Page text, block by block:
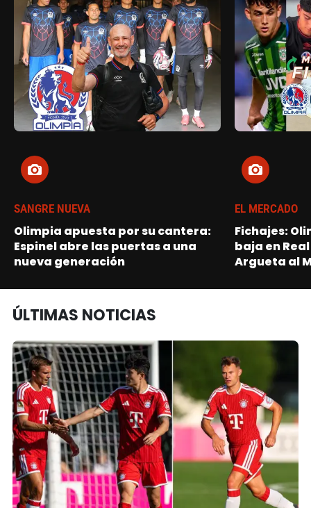
SANGRE NUEVA
Olimpia apuesta por su cantera:
Espinel abre las puertas a una
nueva generación
EL MERCADO
Fichajes:
baja en
Argueta al
ÚLTIMAS NOTICIAS